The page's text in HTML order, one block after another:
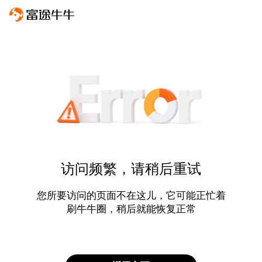
访问频繁，请稍后重试
您所要访问的页面不在这儿，它可能正忙着
刷牛牛圈，稍后就能恢复正常